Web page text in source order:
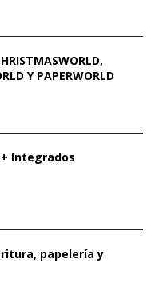
Y PAPERWORLD
Integrados
papelería y